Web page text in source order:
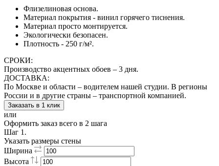
Флизелиновая основа.
Материал покрытия - винил горячего тиснения.
Материал просто монтируется.
Экологически безопасен.
Плотность - 250 г/м².
СРОКИ:
Производство акцентных обоев – 3 дня.
ДОСТАВКА:
По Москве и области – водителем нашей студии. В регионы
России и в другие страны – транспортной компанией.
Заказать в 1 клик
или
Оформить заказ всего в 2 шага
Шаг 1.
Указать размеры стены
Ширина
Высота